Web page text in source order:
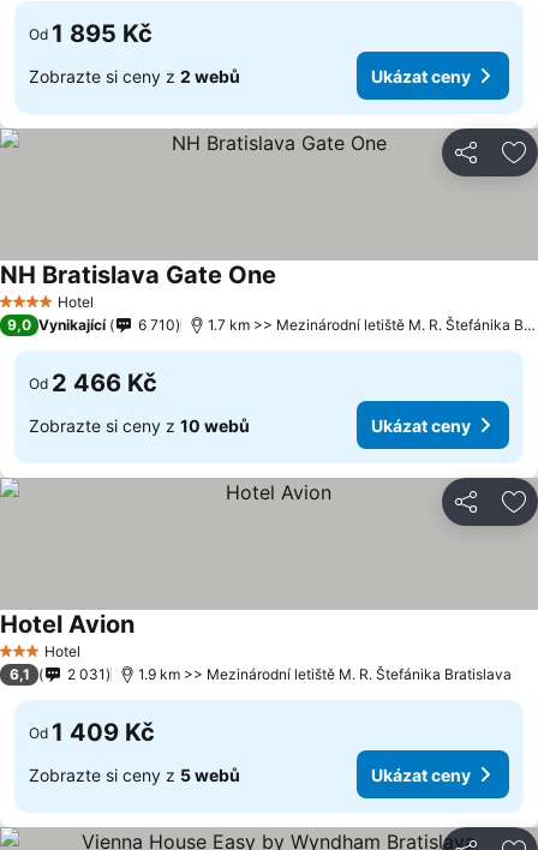
Od 1 895 Kč
Zobrazte si ceny z 2 webů Ukázat ceny
Sdílet
4 Počet hvězdiček
Hotel
NH Bratislava Gate One
9,0 Vynikající 6 710 1.7 km >> Mezinárodní letiště M. R. Štefánika Bratislava
Od 2 466 Kč
Zobrazte si ceny z 10 webů Ukázat ceny
Sdílet
3 Počet hvězdiček
Hotel
Hotel Avion
6,1 2 031 1.9 km >> Mezinárodní letiště M. R. Štefánika Bratislava
Od 1 409 Kč
Zobrazte si ceny z 5 webů Ukázat ceny